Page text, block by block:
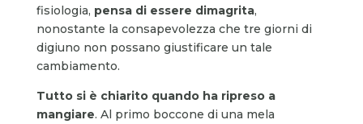
fisiologia, pensa di essere dimagrita,
nonostante la consapevolezza che tre giorni di
digiuno non possano giustificare un tale
cambiamento.
Tutto si è chiarito quando ha ripreso a
mangiare. Al primo boccone di una mela